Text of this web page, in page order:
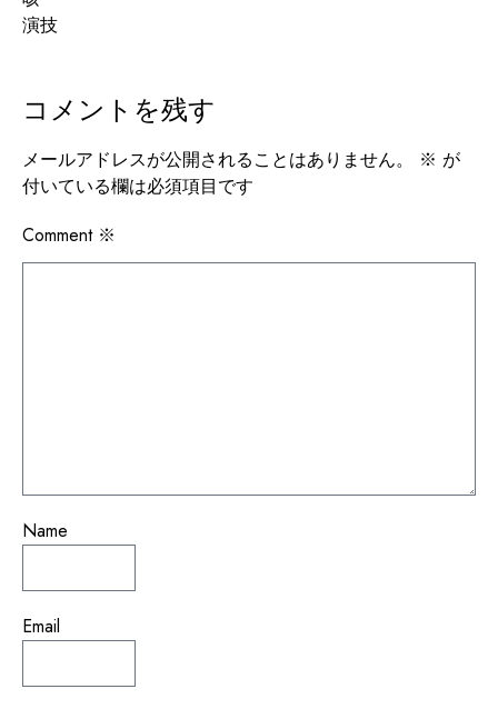
稿
ビ
ゲ
ー
シ
演技
コメントを残す
メールアドレスが公開されることはありません。 ※ が
付いている欄は必須項目です
Comment ※
Name
Email